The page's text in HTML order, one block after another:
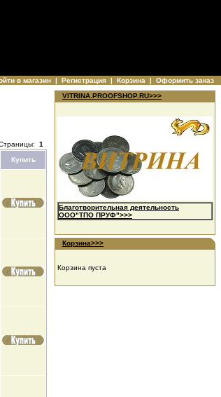
в магазин | Регистрация | Корзина | Оформить заказ
1
Купить
VITRINA.PROOFSHOP.RU>>>
Благотворительная деятельность
ООО"ТПО ПРУФ">>>
Корзина>>>
Корзина пуста